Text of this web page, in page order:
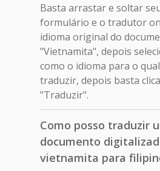
Basta arrastar e soltar
formulário e o tradutor
idioma original do
"Vietnamita", depois
como o idioma para o
traduzir, depois basta
"Traduzir".
Como posso traduzir
documento
vietnamita para